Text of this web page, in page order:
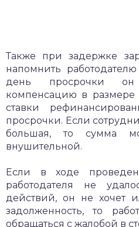
Также при задержке
напомнить
день просрочки он
компенсацию в
ставки
просрочки. Если
большая, то сумма
внушительной.
Если в ходе
работодателя не
действий, он не хочет
задолженность, то
обращаться с жалобой в